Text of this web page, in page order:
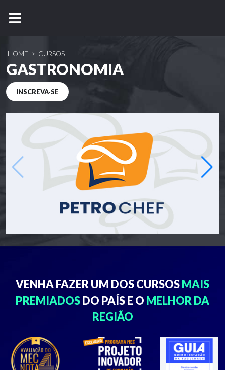
HOME > CURSOS
GASTRONOMIA
INSCREVA-SE
VENHA FAZER UM DOSCURSOSMAIS
PREMIADOSDO PAÍS E O MELHOR DA
REGIÃO